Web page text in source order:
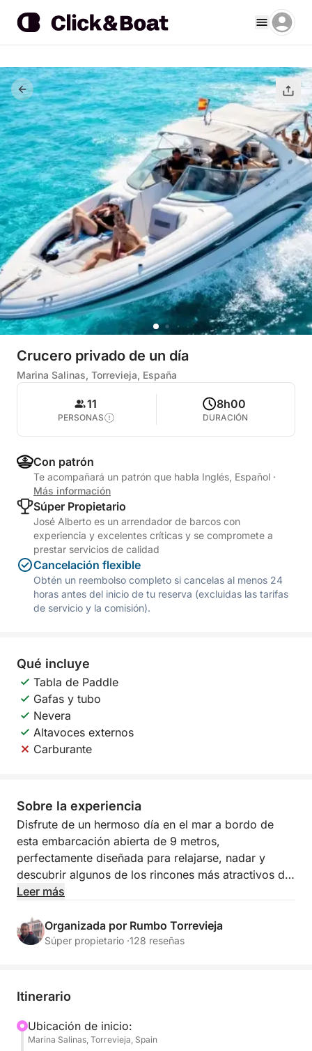
Crucero privado de un día
Marina Salinas, Torrevieja, España
11
PERSONAS
8h00
DURACIÓN
Con patrón
Te acompañará un patrón que habla Inglés, Español ·
Más información
Súper Propietario
José Alberto es un arrendador de barcos con
experiencia y excelentes críticas y se compromete a
prestar servicios de calidad
Cancelación flexible
Obtén un reembolso completo si cancelas al menos 24
horas antes del inicio de tu reserva (excluidas las tarifas
de servicio y la comisión).
Qué incluye
Tabla de Paddle
Gafas y tubo
Nevera
Altavoces externos
Carburante
Sobre la experiencia
Disfrute de un hermoso día en el mar a bordo de
esta embarcación abierta de 9 metros,
perfectamente diseñada para relajarse, nadar y
descubrir algunos de los rincones más atractivos de
la costa. Este itinerario incluye tres paradas: Cabo
combinación perfecta de navegación panorámica,
aguas cristalinas y tiempo para disfrutar plenamente
Ideal para hasta 11 personas, la embarcación está
experiencia cómoda y placentera en el agua. A
bordo encontrará un toldo bimini para protegerse
Leer más
Organizada por Rumbo Torrevieja
Súper propietario ·128 reseñas
Itinerario
Ubicación de inicio:
Marina Salinas, Torrevieja, Spain